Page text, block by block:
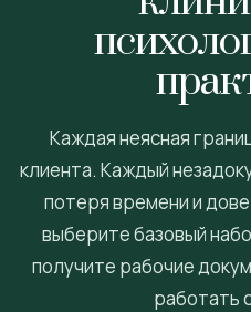
Каждая неясная
клиента. Каждый
потеря времени и
выберите базовый
получите рабочие
работать